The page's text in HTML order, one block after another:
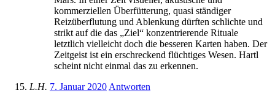
kommerziellen Überfütterung, quasi ständiger
Reizüberflutung und Ablenkung dürften schlichte und
strikt auf die das „Ziel“ konzentrierende Rituale
letztlich vielleicht doch die besseren Karten haben. Der
Zeitgeist ist ein erschreckend flüchtiges Wesen. Hartl
scheint nicht einmal das zu erkennen.
L.H. 7. Januar 2020 Antworten